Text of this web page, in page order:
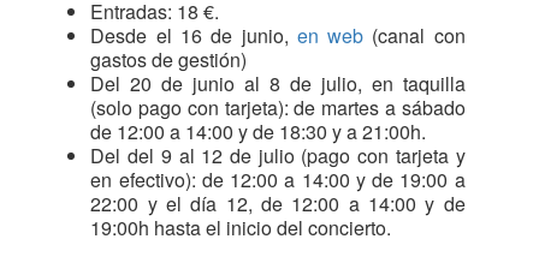
Entradas: 18 €.
Desde el 16 de junio, en web (canal con
gastos de gestión)
Del 20 de junio al 8 de julio, en taquilla
(solo pago con tarjeta): de martes a sábado
de 12:00 a 14:00 y de 18:30 y a 21:00h.
Del del 9 al 12 de julio (pago con tarjeta y
en efectivo): de 12:00 a 14:00 y de 19:00 a
22:00 y el día 12, de 12:00 a 14:00 y de
19:00h hasta el inicio del concierto.